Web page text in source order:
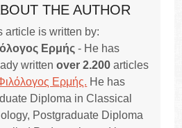
THE AUTHOR
article is written by:
Ερμής - He has
writtenover 2.200 articles
Ερμής. He has
Diploma in Classical
Postgraduate Diploma